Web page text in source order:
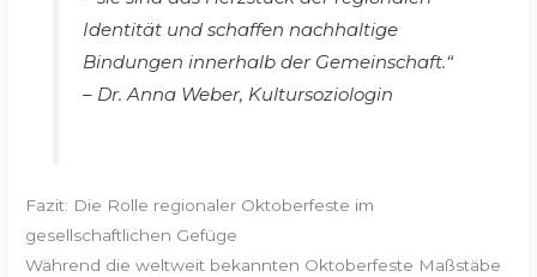
Identität und schaffen nachhaltige
Bindungen innerhalb der Gemeinschaft.“
– Dr. Anna Weber, Kultursoziologin
Fazit: Die Rolle regionaler Oktoberfeste im
gesellschaftlichen Gefüge
Während die weltweit bekannten Oktoberfeste Maßstäbe